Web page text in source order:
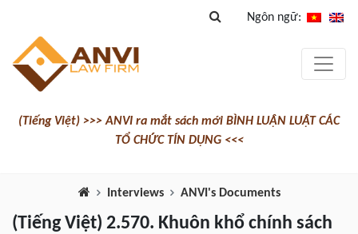
Ngôn ngữ:
(Tiếng Việt) >>> ANVI ra mắt sách mới BÌNH LUẬN LUẬT CÁC
TỔ CHỨC TÍN DỤNG <<<
Interviews ANVI's Documents
(Tiếng Việt) 2.570. Khuôn khổ chính sách